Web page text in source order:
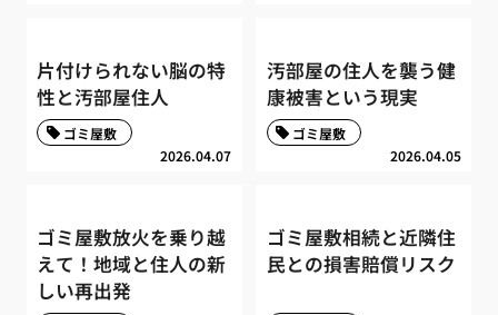
片付けられない脳の特
性と汚部屋住人
2026.04.07
ゴミ屋敷
汚部屋の住人を襲う健
康被害という現実
2026.04.05
ゴミ屋敷
ゴミ屋敷放火を乗り越
えて！地域と住人の新
しい再出発
ゴミ屋敷相続と近隣住
民との損害賠償リスク